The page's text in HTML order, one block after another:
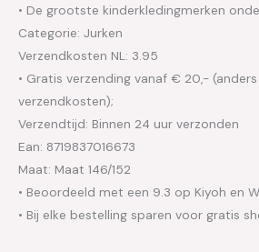
• De grootste kinderkledingmerken
Categorie: Jurken
Verzendkosten NL: 3.95
• Gratis verzending vanaf € 20,-
verzendkosten);
Verzendtijd: Binnen 24 uur verzonden
Ean: 8719837016673
Maat: Maat 146/152
• Beoordeeld met een 9.3 op Kiyoh en
• Bij elke bestelling sparen voor gratis